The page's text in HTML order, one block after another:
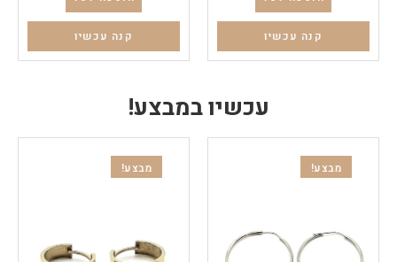
קנה עכשיו קנה עכשיו
עכשיו במבצע!
מבצע! מבצע!